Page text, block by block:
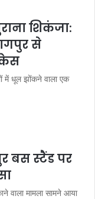
शिकंजा:
से
केस
में धूल झोंकने वाला एक
बस स्टैंड पर
वाला मामला सामने आया